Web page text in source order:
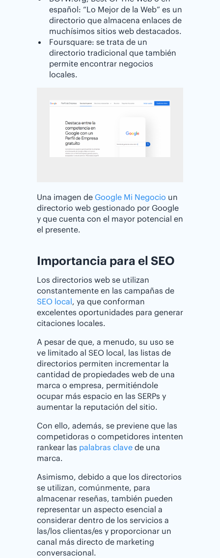
español: “Lo Mejor de la Web” es un
directorio que almacena enlaces de
muchísimos sitios web destacados.
Foursquare: se trata de un
directorio tradicional que también
permite encontrar negocios
locales.
Una imagen de Google Mi Negocio un
directorio web gestionado por Google
y que cuenta con el mayor potencial en
el presente.
Importancia para el SEO
Los directorios web se utilizan
constantemente en las campañas de
SEO local, ya que conforman
excelentes oportunidades para generar
citaciones locales.
A pesar de que, a menudo, su uso se
ve limitado al SEO local, las listas de
directorios permiten incrementar la
cantidad de propiedades web de una
marca o empresa, permitiéndole
ocupar más espacio en las SERPs y
aumentar la reputación del sitio.
Con ello, además, se previene que las
competidoras o competidores intenten
rankear las palabras clave de una
marca.
Asimismo, debido a que los directorios
se utilizan, comúnmente, para
almacenar reseñas, también pueden
representar un aspecto esencial a
considerar dentro de los servicios a
las/los clientas/es y proporcionar un
canal más directo de marketing
conversacional.